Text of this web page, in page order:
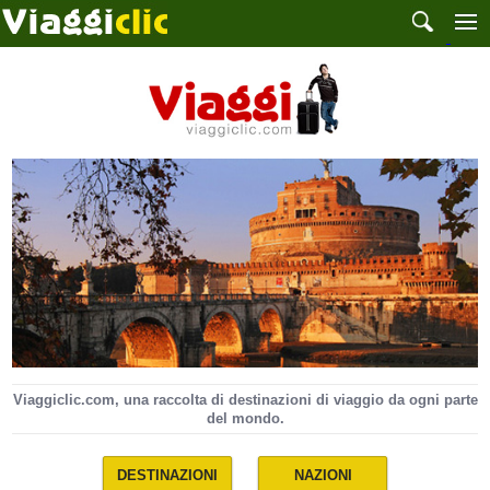
Viaggiclic.com, una raccolta di destinazioni di viaggio da ogni parte
del mondo.
DESTINAZIONI NAZIONI